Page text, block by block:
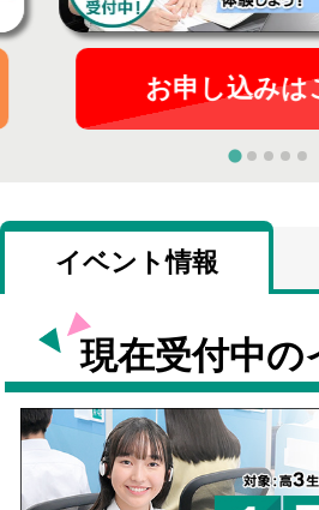
お申し込みは
イベント情報
現在受付中の